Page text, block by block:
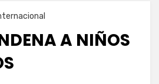
A NIÑOS